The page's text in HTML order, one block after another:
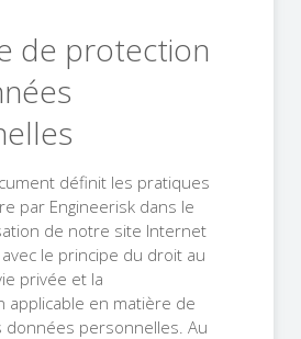
de protection
définit les pratiques
par Engineerisk dans le
de notre site Internet
le principe du droit au
privée et la
applicable en matière de
personnelles. Au